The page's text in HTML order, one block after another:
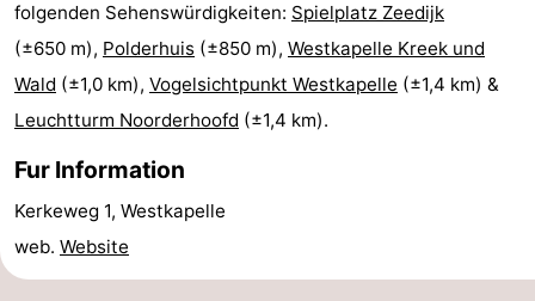
Walcherse
bos
Dishoek
Vlissingen
-
Nieuwvliet
-
folgenden Sehenswürdigkeiten: Spielplatz Zeedijk
(±650 m), Polderhuis (±850 m), Westkapelle Kreek und
Wald (±1,0 km), Vogelsichtpunkt Westkapelle (±1,4 km) &
Leuchtturm Noorderhoofd (±1,4 km).
Fur Information
Kerkeweg 1, Westkapelle
web. Website